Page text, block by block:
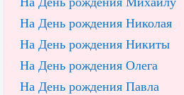
На День рождения Николая
На День рождения Никиты
На День рождения Олега
На День рождения Павла